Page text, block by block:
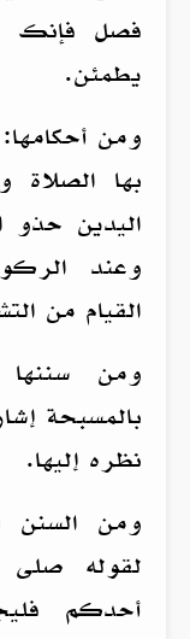
فصل فإنك
يطمئن.
ومن
بها الصلاة
اليدين حذو
وعند
القيام من
ومن
بالمسبحة
نظره إليها.
ومن السنن
لقوله صلى
أحدكم